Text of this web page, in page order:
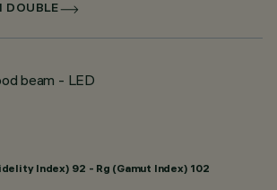
DOUBLE
beam - LED
Index) 92 - Rg (Gamut Index) 102